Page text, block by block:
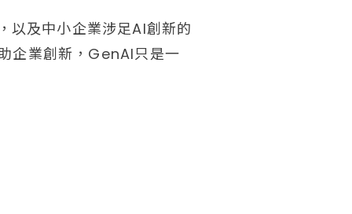
以及中小企業涉足AI創新的
企業創新，GenAI只是一